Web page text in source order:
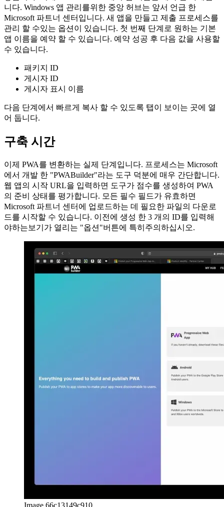
좋습니다. 이제 Microsoft Store에서 앱 이름을 예약 할 차례입
니다. Windows 앱 관리를위한 중앙 허브는 앞서 언급 한
Microsoft 파트너 센터입니다. 새 앱을 만들고 제출 프로세스를
관리 할 수있는 옵션이 있습니다. 첫 번째 단계로 원하는 기본
앱 이름을 예약 할 수 있습니다. 예약 성공 후 다음 값을 사용할
수 있습니다.
패키지 ID
게시자 ID
게시자 표시 이름
다음 단계에서 빠르게 복사 할 수 있도록 탭이 보이는 곳에 열
어 둡니다.
구축 시간
이제 PWA를 변환하는 실제 단계입니다. 프로세스는 Microsoft
에서 개발 한 "PWABuilder"라는 도구 덕분에 매우 간단합니다.
웹 앱의 시작 URL을 입력하면 도구가 점수를 생성하여 PWA
의 준비 상태를 평가합니다. 모든 필수 필드가 유효하면
Microsoft 파트너 센터에 업로드하는 데 필요한 파일의 다운로
야하는보기가 열리는 "옵션"버튼에 특히주의하십시오.